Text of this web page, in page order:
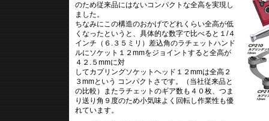
のため従来品にはないコンパクトな全高を実現し
ました。
ちなみにこの構造のおかげでどれくらい全高が低
くなったというと、具体的な数字で比べると１/４
インチ（６.３５ミリ）差込角のラチェットハンド
ルにソケット１２mmをジョイントすると全高が
４２.５mmに対
してカプリングソケットヘッド１２mmは全高２
３mmという コンパクトさです。（当社従来品と
の比較）またラチェットのギア数も４０枚、つま
り送り角９度のため小気味よく回転し作業性も優
れています。